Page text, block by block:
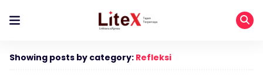
Showing posts by category: Refleksi